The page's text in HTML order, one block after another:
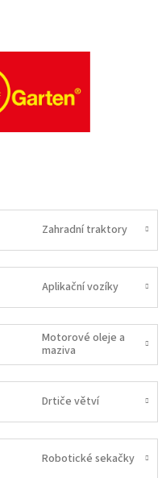
Zahradní traktory
Aplikační vozíky
Motorové oleje a
maziva
Drtiče větví
Robotické sekačky